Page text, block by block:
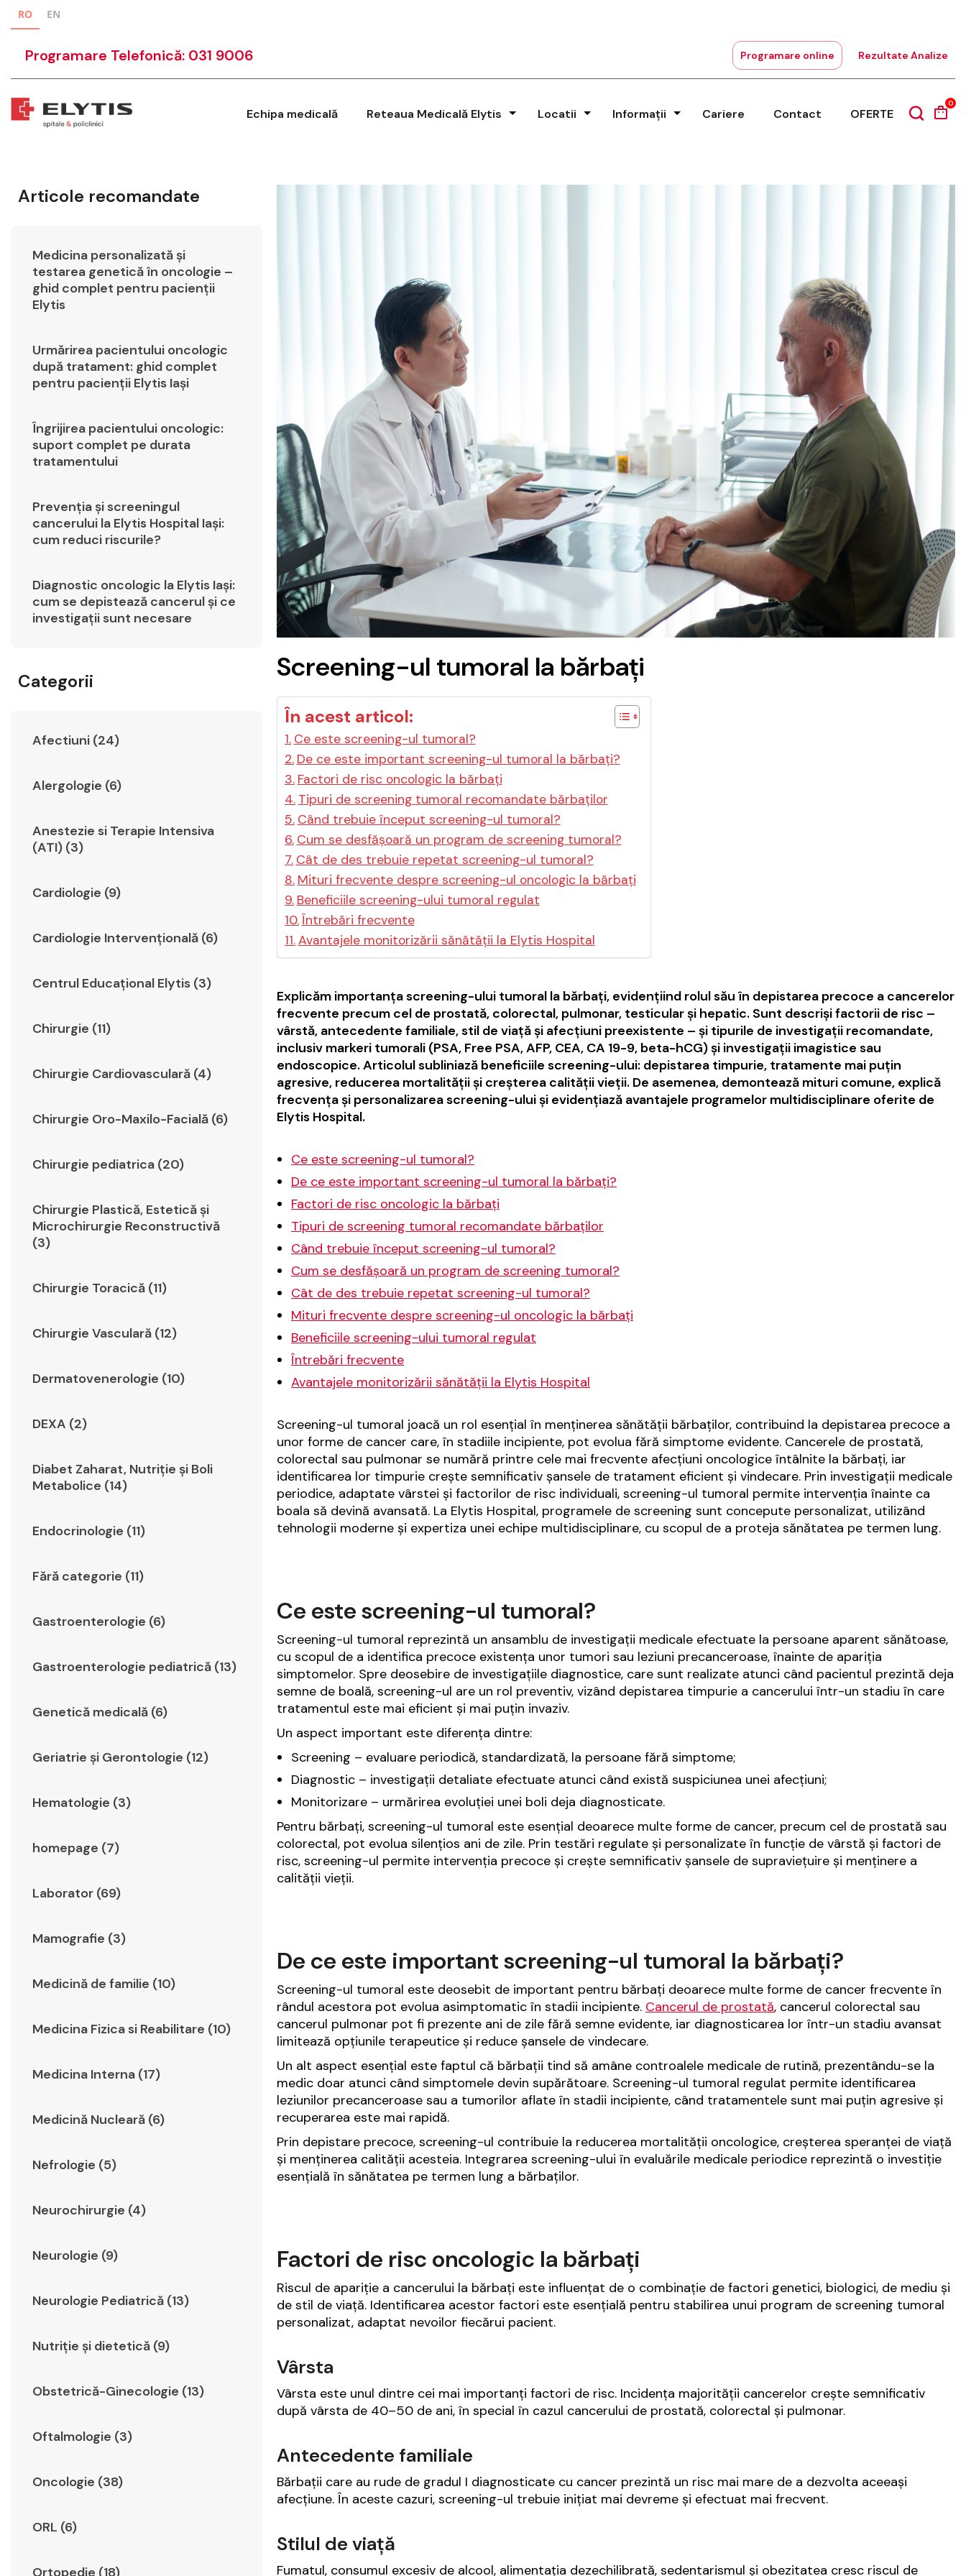
RO EN
Programare Telefonică: 031 9006 Programare online Rezultate Analize
Echipa medicală Reteaua Medicală Elytis Locatii Informații Cariere Contact OFERTE
0
Articole recomandate
Medicina personalizată și
testarea genetică în oncologie –
ghid complet pentru pacienții
Elytis
Urmărirea pacientului oncologic
după tratament: ghid complet
pentru pacienții Elytis Iași
Îngrijirea pacientului oncologic:
suport complet pe durata
tratamentului
Prevenția și screeningul
cancerului la Elytis Hospital Iași:
cum reduci riscurile?
Diagnostic oncologic la Elytis Iași:
cum se depistează cancerul și ce
investigații sunt necesare
Categorii
Afectiuni (24)
Alergologie (6)
Anestezie si Terapie Intensiva
(ATI) (3)
Cardiologie (9)
Cardiologie Intervențională (6)
Centrul Educațional Elytis (3)
Chirurgie (11)
Chirurgie Cardiovasculară (4)
Chirurgie Oro-Maxilo-Facială (6)
Chirurgie pediatrica (20)
Chirurgie Plastică, Estetică şi
Microchirurgie Reconstructivă
(3)
Chirurgie Toracică (11)
Chirurgie Vasculară (12)
Dermatovenerologie (10)
DEXA (2)
Diabet Zaharat, Nutriţie şi Boli
Metabolice (14)
Endocrinologie (11)
Fără categorie (11)
Gastroenterologie (6)
Gastroenterologie pediatrică (13)
Genetică medicală (6)
Geriatrie şi Gerontologie (12)
Hematologie (3)
homepage (7)
Laborator (69)
Mamografie (3)
Medicină de familie (10)
Medicina Fizica si Reabilitare (10)
Medicina Interna (17)
Medicină Nucleară (6)
Nefrologie (5)
Neurochirurgie (4)
Neurologie (9)
Neurologie Pediatrică (13)
Nutriție și dietetică (9)
Obstetrică-Ginecologie (13)
Oftalmologie (3)
Oncologie (38)
ORL (6)
Screening-ul tumoral la bărbați
În acest articol:
Ce este screening-ul tumoral?
De ce este important screening-ul tumoral la bărbați?
Factori de risc oncologic la bărbați
Tipuri de screening tumoral recomandate bărbaților
Când trebuie început screening-ul tumoral?
Cum se desfășoară un program de screening tumoral?
Cât de des trebuie repetat screening-ul tumoral?
Mituri frecvente despre screening-ul oncologic la bărbați
Beneficiile screening-ului tumoral regulat
Întrebări frecvente
Avantajele monitorizării sănătății la Elytis Hospital
Explicăm importanța screening-ului tumoral la bărbați, evidențiind rolul său în depistarea precoce a cancerelor
frecvente precum cel de prostată, colorectal, pulmonar, testicular și hepatic. Sunt descriși factorii de risc –
vârstă, antecedente familiale, stil de viață și afecțiuni preexistente – și tipurile de investigații recomandate,
inclusiv markeri tumorali (PSA, Free PSA, AFP, CEA, CA 19-9, beta-hCG) și investigații imagistice sau
endoscopice. Articolul subliniază beneficiile screening-ului: depistarea timpurie, tratamente mai puțin
agresive, reducerea mortalității și creșterea calității vieții. De asemenea, demontează mituri comune, explică
frecvența și personalizarea screening-ului și evidențiază avantajele programelor multidisciplinare oferite de
Elytis Hospital.
Ce este screening-ul tumoral?
De ce este important screening-ul tumoral la bărbați?
Factori de risc oncologic la bărbați
Tipuri de screening tumoral recomandate bărbaților
Când trebuie început screening-ul tumoral?
Cum se desfășoară un program de screening tumoral?
Cât de des trebuie repetat screening-ul tumoral?
Mituri frecvente despre screening-ul oncologic la bărbați
Beneficiile screening-ului tumoral regulat
Întrebări frecvente
Avantajele monitorizării sănătății la Elytis Hospital
Screening-ul tumoral joacă un rol esențial în menținerea sănătății bărbaților, contribuind la depistarea precoce a
unor forme de cancer care, în stadiile incipiente, pot evolua fără simptome evidente. Cancerele de prostată,
colorectal sau pulmonar se numără printre cele mai frecvente afecțiuni oncologice întâlnite la bărbați, iar
identificarea lor timpurie crește semnificativ șansele de tratament eficient și vindecare. Prin investigații medicale
periodice, adaptate vârstei și factorilor de risc individuali, screening-ul tumoral permite intervenția înainte ca
boala să devină avansată. La Elytis Hospital, programele de screening sunt concepute personalizat, utilizând
tehnologii moderne și expertiza unei echipe multidisciplinare, cu scopul de a proteja sănătatea pe termen lung.
Ce este screening-ul tumoral?
Screening-ul tumoral reprezintă un ansamblu de investigații medicale efectuate la persoane aparent sănătoase,
cu scopul de a identifica precoce existența unor tumori sau leziuni precanceroase, înainte de apariția
simptomelor. Spre deosebire de investigațiile diagnostice, care sunt realizate atunci când pacientul prezintă deja
semne de boală, screening-ul are un rol preventiv, vizând depistarea timpurie a cancerului într-un stadiu în care
tratamentul este mai eficient și mai puțin invaziv.
Un aspect important este diferența dintre:
Screening – evaluare periodică, standardizată, la persoane fără simptome;
Diagnostic – investigații detaliate efectuate atunci când există suspiciunea unei afecțiuni;
Monitorizare – urmărirea evoluției unei boli deja diagnosticate.
Pentru bărbați, screening-ul tumoral este esențial deoarece multe forme de cancer, precum cel de prostată sau
colorectal, pot evolua silențios ani de zile. Prin testări regulate și personalizate în funcție de vârstă și factori de
risc, screening-ul permite intervenția precoce și crește semnificativ șansele de supraviețuire și menținere a
calității vieții.
De ce este important screening-ul tumoral la bărbați?
Screening-ul tumoral este deosebit de important pentru bărbați deoarece multe forme de cancer frecvente în
rândul acestora pot evolua asimptomatic în stadii incipiente. Cancerul de prostată, cancerul colorectal sau
cancerul pulmonar pot fi prezente ani de zile fără semne evidente, iar diagnosticarea lor într-un stadiu avansat
limitează opțiunile terapeutice și reduce șansele de vindecare.
Un alt aspect esențial este faptul că bărbații tind să amâne controalele medicale de rutină, prezentându-se la
medic doar atunci când simptomele devin supărătoare. Screening-ul tumoral regulat permite identificarea
leziunilor precanceroase sau a tumorilor aflate în stadii incipiente, când tratamentele sunt mai puțin agresive și
recuperarea este mai rapidă.
Prin depistare precoce, screening-ul contribuie la reducerea mortalității oncologice, creșterea speranței de viață
și menținerea calității acesteia. Integrarea screening-ului în evaluările medicale periodice reprezintă o investiție
esențială în sănătatea pe termen lung a bărbaților.
Factori de risc oncologic la bărbați
Riscul de apariție a cancerului la bărbați este influențat de o combinație de factori genetici, biologici, de mediu și
de stil de viață. Identificarea acestor factori este esențială pentru stabilirea unui program de screening tumoral
personalizat, adaptat nevoilor fiecărui pacient.
Vârsta
Vârsta este unul dintre cei mai importanți factori de risc. Incidența majorității cancerelor crește semnificativ
după vârsta de 40–50 de ani, în special în cazul cancerului de prostată, colorectal și pulmonar.
Antecedente familiale
Bărbații care au rude de gradul I diagnosticate cu cancer prezintă un risc mai mare de a dezvolta aceeași
afecțiune. În aceste cazuri, screening-ul trebuie inițiat mai devreme și efectuat mai frecvent.
Stilul de viață
Fumatul, consumul excesiv de alcool, alimentația dezechilibrată, sedentarismul și obezitatea cresc riscul de